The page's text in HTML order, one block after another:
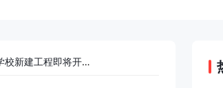
新建扩建校消息不断！2024年顺义区三所学校新建工程即将开工、两所中学将进行改扩建工程